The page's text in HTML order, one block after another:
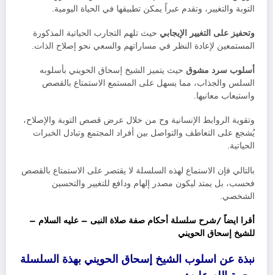
التوبة والتغيير، وتقدم عبراً يمكن تطبيقها في الحياة اليومية.
وتحفيز على التغيير الإيجابي حيث تلهم التجارب الحياتية المذكورة
المستمعين لإعادة النظر في مساراتهم والسعي نحو إصلاح الذات.
أسلوب سرد مشوق حيث يتميز الشيخ إسحاق الحويني بأسلوبه
السلس والجذاب، مما يسهل على المستمع الاستمتاع بالقصص
واستيعاب معانيها.
وتقوية الروابط الإنسانية وح من خلال عرض قصص التوبة والإصلاح،
يُشجع على التعاطف والتواصل بين أفراد المجتمع وتبادل الخبرات
الحياتية.
بالتالي فإن الاستماع لهذه السلسلة لا يقتصر على الاستمتاع بالقصص
فحسب، بل يمتد ليكون مصدر إلهام ودافع للتغيير والتحسين
الشخصي.
أقرا ايضاً /شرح سلسلة أحكام صفة صلاة النبى – عليه السلام –
للشيخ إسحاق الحويني
نبذة عن اسلوب الشيخ إسحاق الحويني بهذة السلسلة